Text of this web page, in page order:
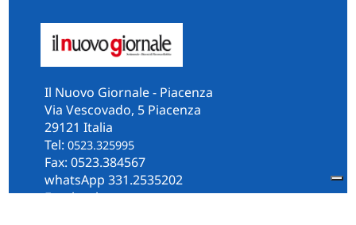
Il Nuovo Giornale - Piacenza
Via Vescovado, 5 Piacenza
29121 Italia
Tel: 0523.325995
Fax: 0523.384567
whatsApp 331.2535202
Facebookil.n.giornale